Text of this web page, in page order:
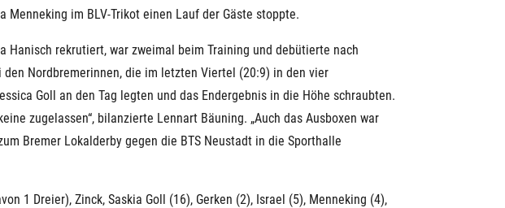
im BLV-Trikot einen Lauf der Gäste stoppte.
Hanisch rekrutiert, war zweimal beim Training und debütierte nach
Nordbremerinnen, die im letzten Viertel (20:9) in den vier
Goll an den Tag legten und das Endergebnis in die Höhe schraubten.
zugelassen“, bilanzierte Lennart Bäuning. „Auch das Ausboxen war
Bremer Lokalderby gegen die BTS Neustadt in die Sporthalle
1 Dreier), Zinck, Saskia Goll (16), Gerken (2), Israel (5), Menneking (4),